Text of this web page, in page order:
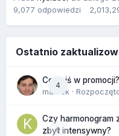
9,077 odpowiedzi
Ostatnio
4
Co dziś w promocji?
maciek ·
0
Czy harmonogram
zbyt intensywny?